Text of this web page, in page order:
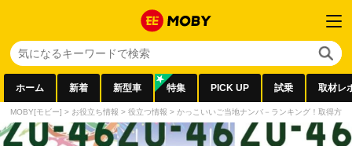
ホーム 新着 新型車 特集 PICK UP 試乗 取材レ
MOBY[モビー] > お役立ち情報 > 役立つ情報 > かっこいいご当地ナンバ－ランキング！取得方